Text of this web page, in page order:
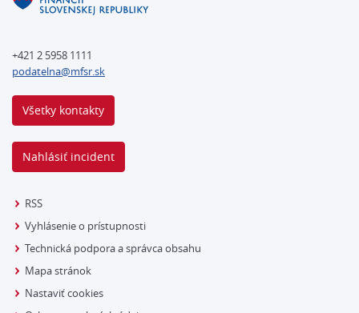
+421 2 5958 1111
podatelna@mfsr.sk
Všetky kontakty
Nahlásiť incident
RSS
Vyhlásenie o prístupnosti
Technická podpora a správca obsahu
Mapa stránok
Nastaviť cookies